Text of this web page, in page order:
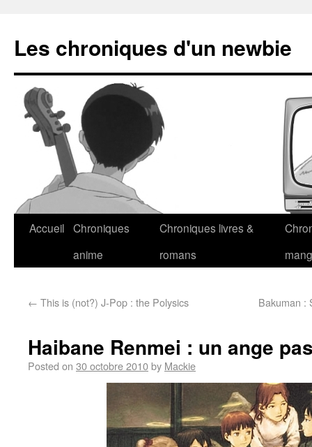
Les chroniques d'un newbie
Accueil Chroniques
anime
Chroniques livres &
romans
← This is (not?) J-Pop : the Polysics Bakuman :
Haibane Renmei : un ange
Posted on 30 octobre 2010by Mackie